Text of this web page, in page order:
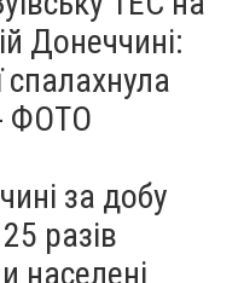
Донеччині:
спалахнула
ФОТО
за добу
разів
населені